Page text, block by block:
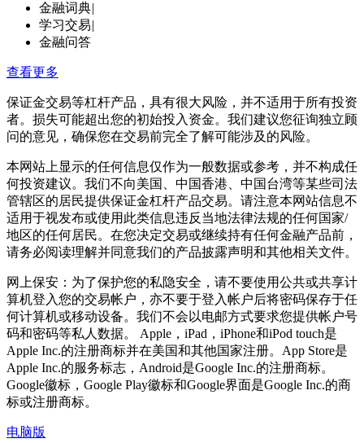
金融词典|
学习交易|
金融问答
查看更多
保证金交易等杠杆产品，具有很大风险，并不适用于所有投资
者。损失可能超出您的初始投入资金。我们建议您征询独立顾
问的意见，确保您在交易前完全了解可能涉及的风险。
本网站上显示的任何信息仅作为一般数据或参考，并不构成任
何投资建议。我们不向美国、中国香港、中国台湾等某些司法
管辖区的居民提供保证金杠杆产品交易。请注意本网站信息不
适用于视发布或使用此类信息违反当地法律法规的任何国家/
地区的任何居民。在您决定交易或继续持有任何金融产品前，
请务必阅读理解并同意我们的产品披露声明和其他相关文件。
网上保安：为了保护您的私隐安全，请不要使用公共或共享计
算机登入您的交易帐户，亦不要于登入帐户后将密码保存于任
何计算机或移动设备。我们不会以电邮方式要求您提供帐户号
码和密码等私人数据。 Apple，iPad，iPhone和iPod touch是
Apple Inc.的注册商标并在美国和其他国家注册。App Store是
Apple Inc.的服务标志，Android是Google Inc.的注册商标。
Google徽标，Google Play徽标和Google界面是Google Inc.的商
标或注册商标。
电脑版